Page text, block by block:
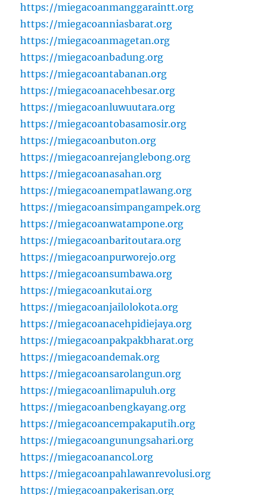
https://miegacoanmanggaraintt.org
https://miegacoanniasbarat.org
https://miegacoanmagetan.org
https://miegacoanbadung.org
https://miegacoantabanan.org
https://miegacoanacehbesar.org
https://miegacoanluwuutara.org
https://miegacoantobasamosir.org
https://miegacoanbuton.org
https://miegacoanrejanglebong.org
https://miegacoanasahan.org
https://miegacoanempatlawang.org
https://miegacoansimpangampek.org
https://miegacoanwatampone.org
https://miegacoanbaritoutara.org
https://miegacoanpurworejo.org
https://miegacoansumbawa.org
https://miegacoankutai.org
https://miegacoanjailolokota.org
https://miegacoanacehpidiejaya.org
https://miegacoanpakpakbharat.org
https://miegacoandemak.org
https://miegacoansarolangun.org
https://miegacoanlimapuluh.org
https://miegacoanbengkayang.org
https://miegacoancempakaputih.org
https://miegacoangunungsahari.org
https://miegacoanancol.org
https://miegacoanpahlawanrevolusi.org
https://miegacoanpakerisan.org